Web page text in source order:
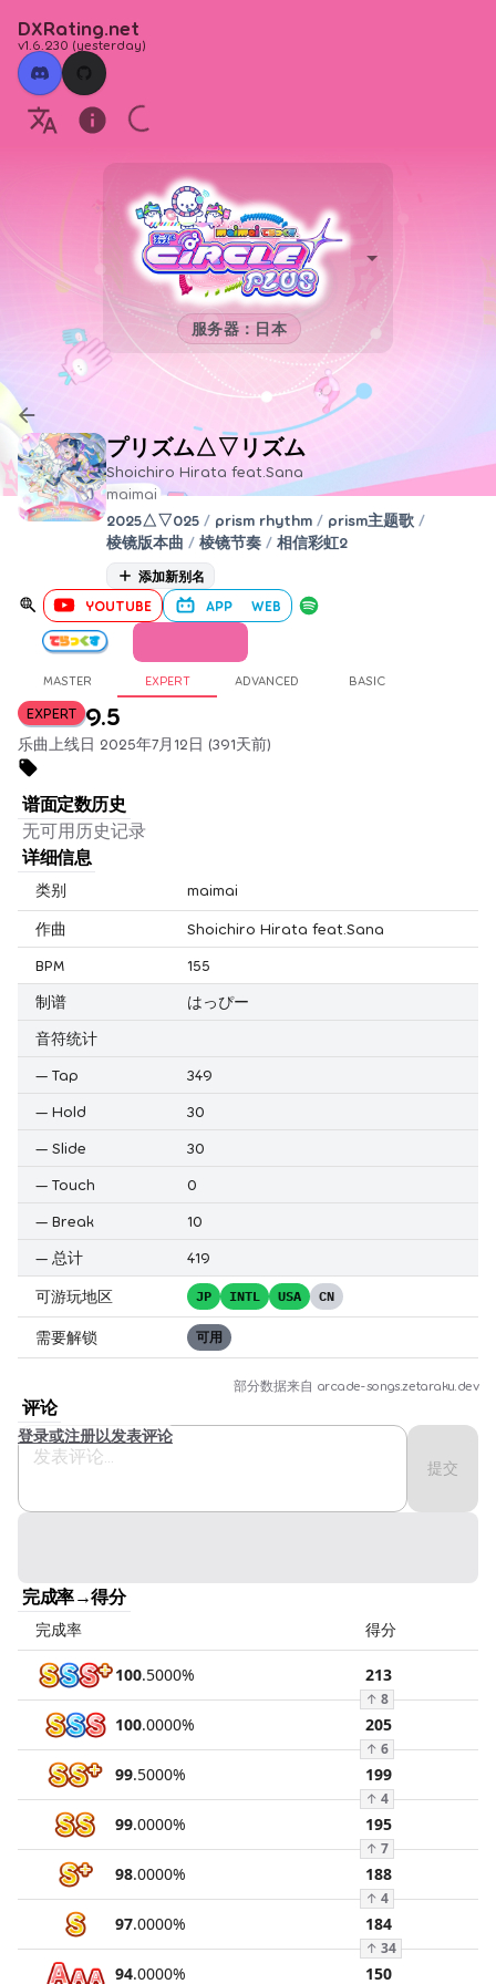
DXRating.net
v1.6.230 (yesterday)
服务器：日本
プリズム△▽リズム
Shoichiro Hirata feat.Sana
maimai
2025△▽025 / prism rhythm / prism主题歌 /
棱镜版本曲 / 棱镜节奏 / 相信彩虹2
添加新别名
YOUTUBE APP WEB
MASTER EXPERT ADVANCED BASIC
EXPERT 9.5
乐曲上线日 2025年7月12日 (391天前)
谱面定数历史
无可用历史记录
详细信息
类别 maimai
作曲
Shoichiro Hirata feat.Sana
BPM
155
制谱
はっぴー
音符统计
— Tap
349
— Hold
30
— Slide
30
— Touch
0
— Break
10
— 总计 419
可游玩地区 JP INTL USA CN
需要解锁 可用
部分数据来自 arcade-songs.zetaraku.dev
评论
提交
登录或注册以发表评论
完成率→得分
完成率 得分
100.5000% 213
↑ 8
100.0000% 205
↑ 6
99.5000% 199
↑ 4
99.0000% 195
↑ 7
98.0000% 188
↑ 4
97.0000% 184
↑ 34
94.0000% 150